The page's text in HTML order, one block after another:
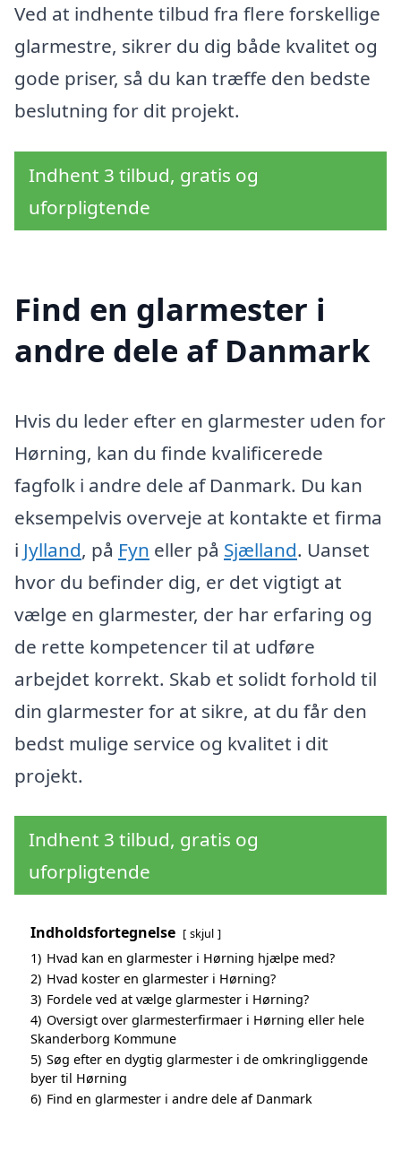
Ved at indhente tilbud fra flere forskellige
glarmestre, sikrer du dig både kvalitet og
gode priser, så du kan træffe den bedste
beslutning for dit projekt.
Indhent 3 tilbud, gratis og
uforpligtende
Find en glarmester i
andre dele af Danmark
Hvis du leder efter en glarmester uden for
Hørning, kan du finde kvalificerede
fagfolk i andre dele af Danmark. Du kan
eksempelvis overveje at kontakte et firma
i Jylland, på Fyn eller på Sjælland. Uanset
hvor du befinder dig, er det vigtigt at
vælge en glarmester, der har erfaring og
de rette kompetencer til at udføre
arbejdet korrekt. Skab et solidt forhold til
din glarmester for at sikre, at du får den
bedst mulige service og kvalitet i dit
projekt.
Indhent 3 tilbud, gratis og
uforpligtende
Indholdsfortegnelse skjul
1) Hvad kan en glarmester i Hørning hjælpe med?
2) Hvad koster en glarmester i Hørning?
3) Fordele ved at vælge glarmester i Hørning?
4) Oversigt over glarmesterfirmaer i Hørning eller hele
Skanderborg Kommune
5) Søg efter en dygtig glarmester i de omkringliggende
byer til Hørning
6) Find en glarmester i andre dele af Danmark